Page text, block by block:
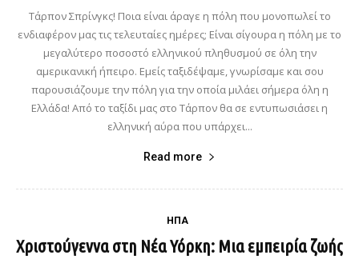
Τάρπον Σπρίνγκς! Ποια είναι άραγε η πόλη που μονοπωλεί το
ενδιαφέρον μας τις τελευταίες ημέρες; Είναι σίγουρα η πόλη με το
μεγαλύτερο ποσοστό ελληνικού πληθυσμού σε όλη την
αμερικανική ήπειρο. Εμείς ταξιδέψαμε, γνωρίσαμε και σου
παρουσιάζουμε την πόλη για την οποία μιλάει σήμερα όλη η
Ελλάδα! Από το ταξίδι μας στο Τάρπον θα σε εντυπωσιάσει η
ελληνική αύρα που υπάρχει...
Read more
ΗΠΑ
Χριστούγεννα στη Νέα Υόρκη: Μια εμπειρία ζωής